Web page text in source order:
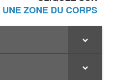
UNE ZONE DU CORPS